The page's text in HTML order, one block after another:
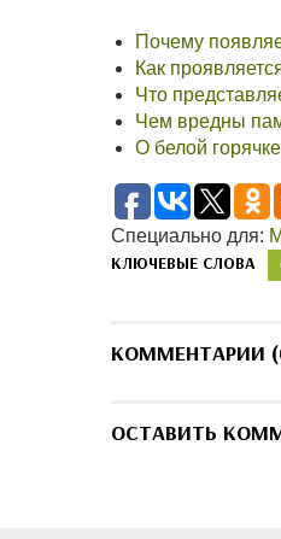
Почему
Как
Что
Чем вредны
О белой
Специально для:
КЛЮЧЕВЫЕ СЛОВА
КОММЕНТАРИИ
ОСТАВИТЬ